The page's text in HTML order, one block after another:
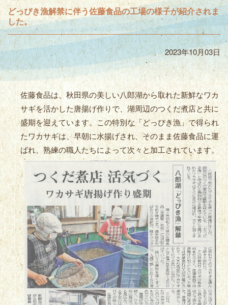
どっぴき漁解禁に伴う佐藤食品の工場の様子が紹介されま
した。
2023年10月03日
佐藤食品は、秋田県の美しい八郎湖から取れた新鮮なワカ
サギを活かした唐揚げ作りで、湖周辺のつくだ煮店と共に
盛期を迎えています。この特別な「どっぴき漁」で得られ
たワカサギは、早朝に水揚げされ、そのまま佐藤食品に運
ばれ、熟練の職人たちによって次々と加工されています。